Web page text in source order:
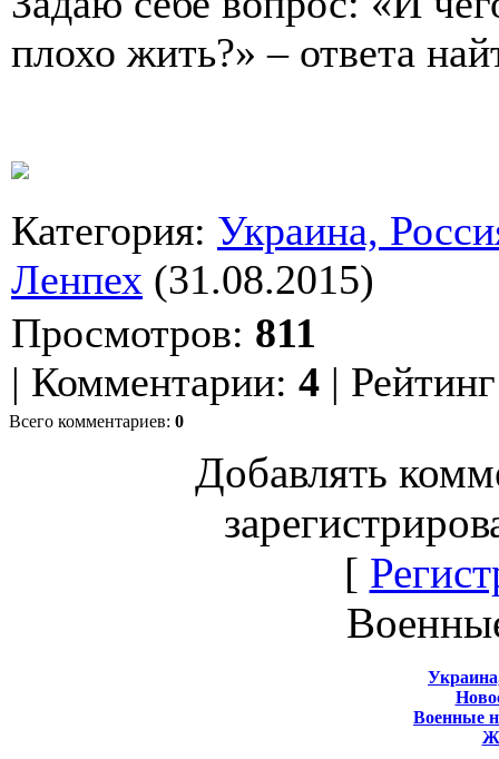
плохо жить?» – ответа
Категория: Украина,
Ленпех (31.08.2015)
Просмотров: 811
| Комментарии: 4 | Рейтинг
Всего комментариев: 0
Добавлять
[
Военные